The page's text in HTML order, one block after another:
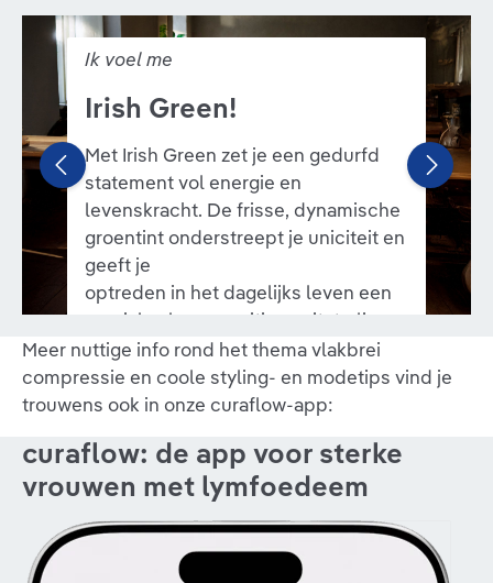
Management Platform
Bildergalerie überspringen
Ik voel me
Irish Green!
Met Irish Green zet je een gedurfd
statement vol energie en
levenskracht. De frisse, dynamische
groentint onderstreept je uniciteit en
geeft je
optreden in het dagelijks leven een
onmiskenbare, positieve uitstraling.
Meer nuttige info rond het thema vlakbrei
compressie en coole styling- en modetips vind je
trouwens ook in onze curaflow-app:
curaflow: de app voor sterke
vrouwen met lymfoedeem